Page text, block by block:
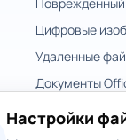
Цифровые
Удаленные
Документы
Настройки